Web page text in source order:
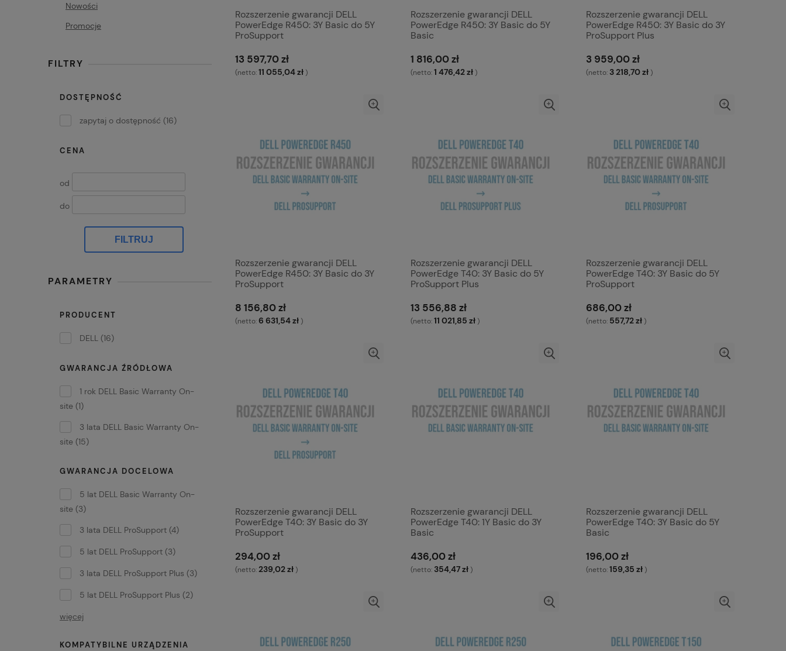
Nowości
Promocje
FILTRY
DOSTĘPNOŚĆ
zapytaj o dostępność (16)
CENA
od
do
FILTRUJ
PARAMETRY
PRODUCENT
DELL (16)
GWARANCJA ŹRÓDŁOWA
1 rok DELL Basic Warranty On-
site (1)
3 lata DELL Basic Warranty On-
site (15)
GWARANCJA DOCELOWA
5 lat DELL Basic Warranty On-
site (3)
3 lata DELL ProSupport (4)
5 lat DELL ProSupport (3)
3 lata DELL ProSupport Plus (3)
5 lat DELL ProSupport Plus (2)
więcej
KOMPATYBILNE URZĄDZENIA
Rozszerzenie gwarancji DELL
PowerEdge R450: 3Y Basic do 5Y
ProSupport
13 597,70 zł
(netto:11 055,04 zł )
Rozszerzenie gwarancji DELL
PowerEdge R450: 3Y Basic do 5Y
Basic
1 816,00 zł
(netto:1 476,42 zł )
Rozszerzenie gwarancji DELL
PowerEdge R450: 3Y Basic do 3Y
ProSupport Plus
3 959,00 zł
(netto:3 218,70 zł )
Rozszerzenie gwarancji DELL
PowerEdge R450: 3Y Basic do 3Y
ProSupport
8 156,80 zł
(netto:6 631,54 zł )
Rozszerzenie gwarancji DELL
PowerEdge T40: 3Y Basic do 5Y
ProSupport Plus
13 556,88 zł
(netto:11 021,85 zł )
Rozszerzenie gwarancji DELL
PowerEdge T40: 3Y Basic do 5Y
ProSupport
686,00 zł
(netto: 557,72 zł )
Rozszerzenie gwarancji DELL
PowerEdge T40: 3Y Basic do 3Y
ProSupport
294,00 zł
(netto: 239,02 zł )
Rozszerzenie gwarancji DELL
PowerEdge T40: 1Y Basic do 3Y
Basic
436,00 zł
(netto:354,47 zł )
Rozszerzenie gwarancji DELL
PowerEdge T40: 3Y Basic do 5Y
Basic
196,00 zł
(netto:159,35 zł )